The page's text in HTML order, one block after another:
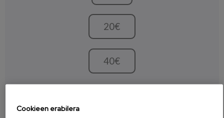
20€
40€
Cookieen erabilera